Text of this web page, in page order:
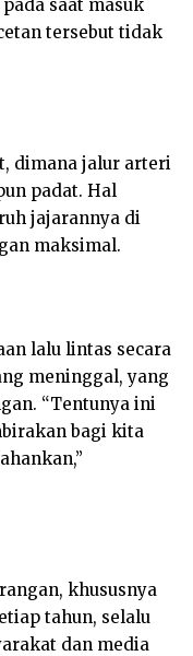
saat masuk
tersebut tidak
dimana jalur arteri
padat. Hal
jajarannya di
maksimal.
lalu lintas secara
meninggal, yang
“Tentunya ini
bagi kita
khususnya
tahun, selalu
dan media